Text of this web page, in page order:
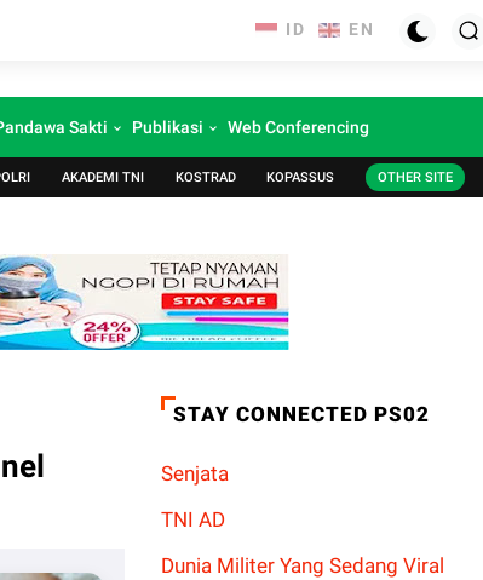
Sakti Publikasi Web Conferencing
AKADEMI TNI KOSTRAD KOPASSUS OTHER SITE
STAY CONNECTED PS02
Senjata
TNI AD
Dunia Militer Yang Sedang Viral